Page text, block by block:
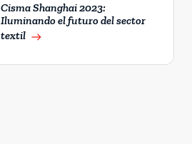
Cisma Shanghai 2023:
Iluminando el futuro del sector
textil east